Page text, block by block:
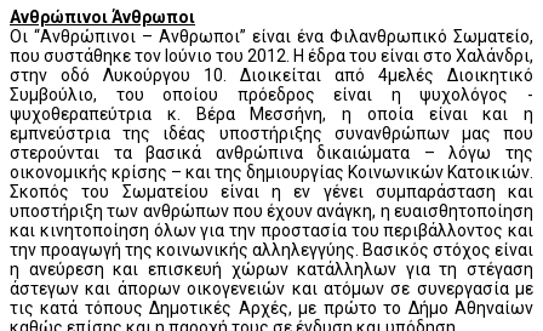
Ανθρώπινοι Άνθρωποι
Οι “Ανθρώπινοι – Ανθρωποι” είναι ένα Φιλανθρωπικό Σωματείο,
που συστάθηκε τον Ιούνιο του 2012. Η έδρα του είναι στο Χαλάνδρι,
στην οδό Λυκούργου 10. Διοικείται από 4μελές Διοικητικό
Συμβούλιο, του οποίου πρόεδρος είναι η ψυχολόγος -
ψυχοθεραπεύτρια κ. Βέρα Μεσσήνη, η οποία είναι και η
εμπνεύστρια της ιδέας υποστήριξης συνανθρώπων μας που
στερούνται τα βασικά ανθρώπινα δικαιώματα – λόγω της
οικονομικής κρίσης – και της δημιουργίας Κοινωνικών Κατοικιών.
Σκοπός του Σωματείου είναι η εν γένει συμπαράσταση και
υποστήριξη των ανθρώπων που έχουν ανάγκη, η ευαισθητοποίηση
και κινητοποίηση όλων για την προστασία του περιβάλλοντος και
την προαγωγή της κοινωνικής αλληλεγγύης. Βασικός στόχος είναι
η ανεύρεση και επισκευή χώρων κατάλληλων για τη στέγαση
άστεγων και άπορων οικογενειών και ατόμων σε συνεργασία με
τις κατά τόπους Δημοτικές Αρχές, με πρώτο το Δήμο Αθηναίων
καθώς επίσης και η παροχή τους σε ένδυση και υπόδηση.